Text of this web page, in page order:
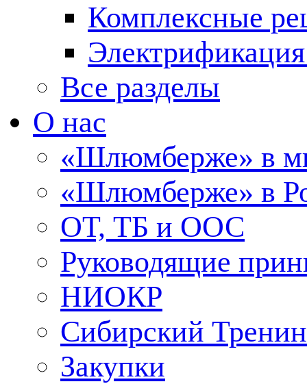
Комплексные
Все разделы
О нас
«Шлюмберже» в
«Шлюмберже» в
ОТ, ТБ и ООС
Руководящие
НИОКР
Сибирский
Закупки